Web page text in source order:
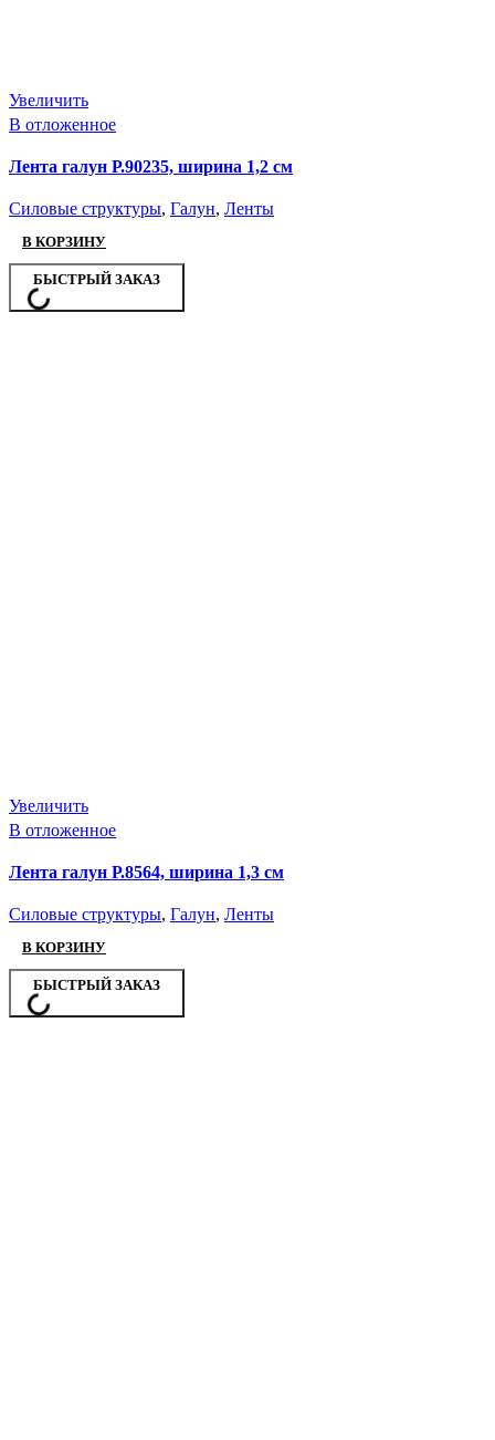
Увеличить
В отложенное
Лента галун Р.90235, ширина 1,2 см
Силовые структуры, Галун, Ленты
В КОРЗИНУ
БЫСТРЫЙ ЗАКАЗ
Увеличить
В отложенное
Лента галун Р.8564, ширина 1,3 см
Силовые структуры, Галун, Ленты
В КОРЗИНУ
БЫСТРЫЙ ЗАКАЗ